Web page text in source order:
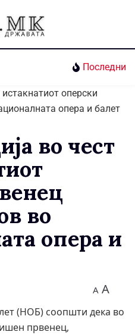
Последни
во чест
во
опера и
A A
(НОБ) соопшти дека во
првенец,